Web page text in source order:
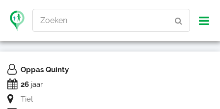
Zoeken
Oppas Quinty
26 jaar
Tiel